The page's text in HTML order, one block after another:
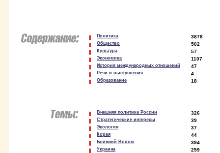
Политика 3878
Общество 502
Культура 57
Экономика 1107
История международных отношений 47
Речи и выступления 4
Образование 18
Внешняя политика России 326
Стратегические интересы 39
Экология 37
Корея 44
Ближний Восток 394
Украина 259